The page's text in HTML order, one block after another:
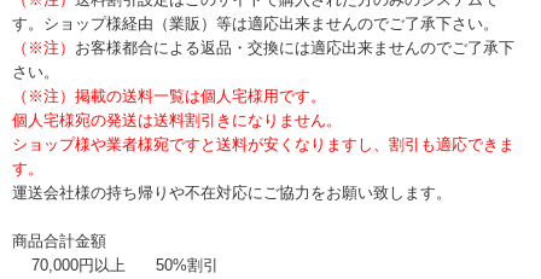
す。ショップ様経由（業販）等は適応出来ませんのでご了承下さい。
（※注） お客様都合による返品・交換には適応出来ませんのでご了承下
さい。
（※注）掲載の送料一覧は個人宅様用です。
個人宅様宛の発送は送料割引きになりません。
ショップ様や業者様宛ですと送料が安くなりますし、割引も適応できま
す。
運送会社様の持ち帰りや不在対応にご協力をお願い致します。
商品合計金額
70,000円以上
50%割引